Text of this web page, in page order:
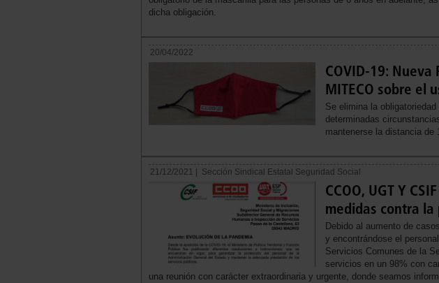
dicha obligación.
20/04/2022
COVID-19: Nueva
MITECO sobre el
Se elimina la
determinadas
mantenerse la distancia de
21/12/2021 | Sección Sindical Estatal Seguridad Social
CCOO, UGT Y
medidas contra la
Debido al aumento de
y encontrándose el
Servicios Comunes de la
servicios en un 98% con
una reunión con carácter extraordinaria y urgente, donde seamos